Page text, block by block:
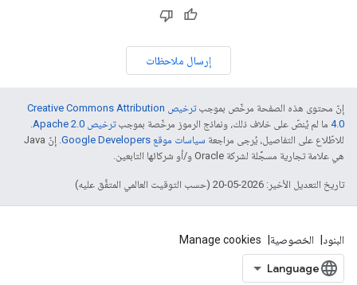
إرسال ملاحظات
إنّ محتوى هذه الصفحة مرخّص بموجب
ترخيص Creative Commons Attribution
4.0‏ ما لم يُنصّ على خلاف ذلك، ونماذج الرموز مرخّصة بموجبترخيص Apache 2.0‏
.
للاطّلاع على التفاصيل، يُرجى مراجعة سياسات موقع Google Developers‏
. إنّ Java
هي علامة تجارية مسجَّلة لشركة Oracle و/أو شركائها التابعين.
تاريخ التعديل الأخير: 2026-05-20 (حسب التوقيت العالمي المتفَّق عليه)
البنود الخصوصية Manage cookies